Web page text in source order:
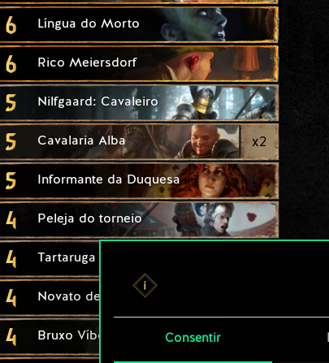
Consentir
6 Língua do Morto
6 Rico Meiersdorf
5 Nilfgaard: Cavaleiro
5 Cavalaria Alba x2
5 Informante da Duquesa
4 Peleja do torneio
4 Tartaruga Ard Feainn
4 Novato de Vicovaro
4 Bruxo Víbora Adepto